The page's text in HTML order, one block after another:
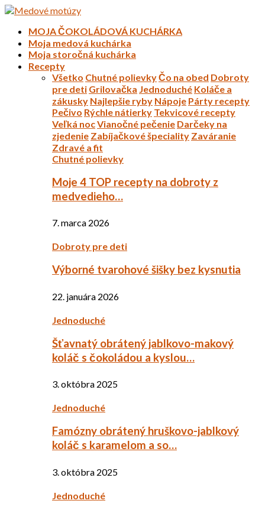
MOJA ČOKOLÁDOVÁ KUCHÁRKA
Moja medová kuchárka
Moja storočná kuchárka
Recepty
Všetko Chutné polievkyČo na obed Dobroty
pre deti Grilovačka Jednoduché Koláče a
zákusky Najlepšie ryby Nápoje Párty recepty
Pečivo Rýchle nátierky Tekvicové recepty
Veľká nocVianočné pečenie Darčeky na
zjedenie Zabíjačkové špeciality Zaváranie
Zdravé a fit
Chutné polievky
Moje 4 TOP recepty na dobroty z
medvedieho…
7. marca 2026
Dobroty pre deti
Výborné tvarohové šišky bez kysnutia
22. januára 2026
Jednoduché
Šťavnatý obrátený jablkovo-makový
koláč s čokoládou a kyslou…
3. októbra 2025
Jednoduché
Famózny obrátený hruškovo-jablkový
koláč s karamelom a so…
3. októbra 2025
Jednoduché